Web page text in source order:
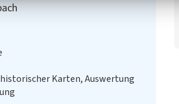
Karten, Auswertung